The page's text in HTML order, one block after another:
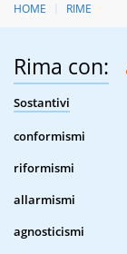
HOME RIME
Rima con:
Sostantivi
conformismi
riformismi
allarmismi
agnosticismi